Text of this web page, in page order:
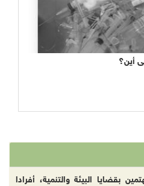
أين؟
بقضايا البيئة والتنمية، أفرادا